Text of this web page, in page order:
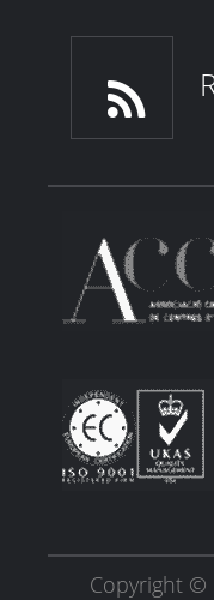
Copyright ©